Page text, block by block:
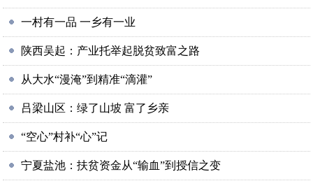
一村有一品 一乡有一业
陕西吴起：产业托举起脱贫致富之路
从大水“漫淹”到精准“滴灌”
吕梁山区：绿了山坡 富了乡亲
“空心”村补“心”记
宁夏盐池：扶贫资金从“输血”到授信之变